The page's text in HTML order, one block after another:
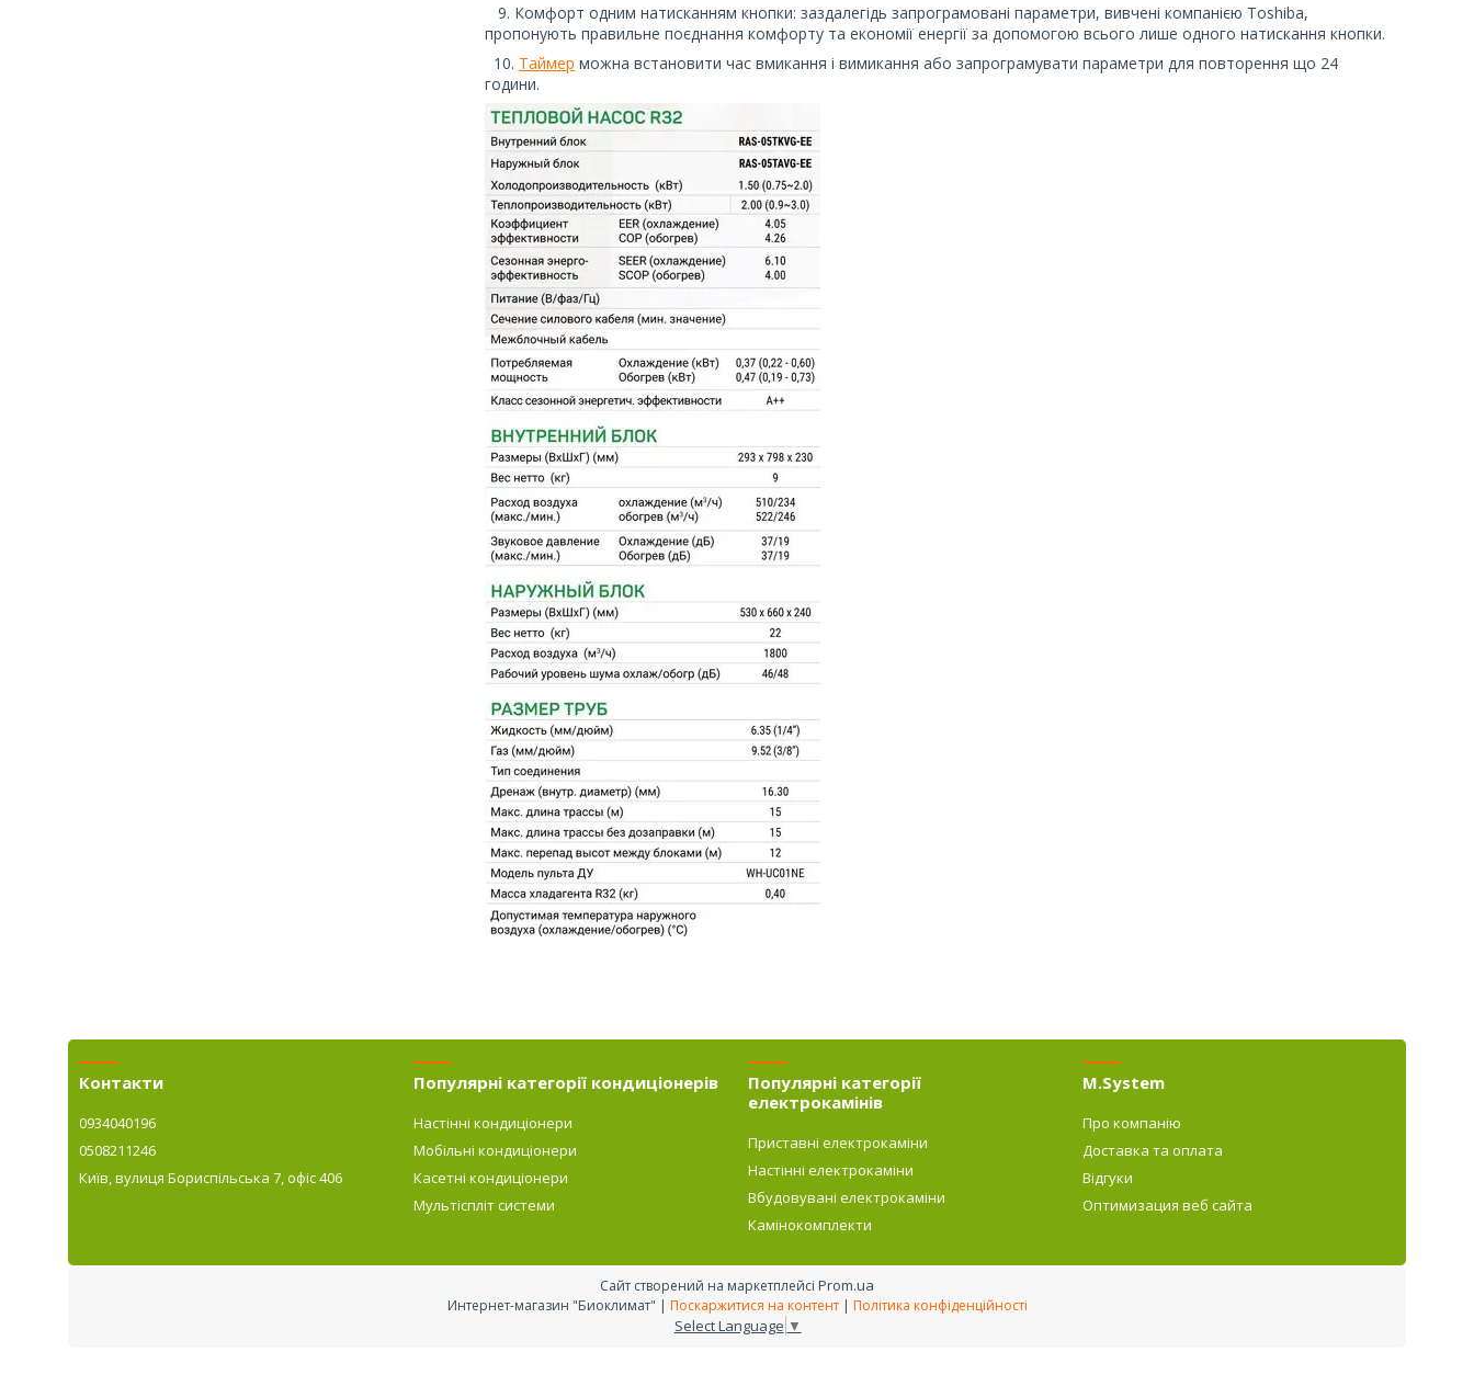
9. Комфорт одним натисканням кнопки: заздалегідь запрограмовані параметри, вивчені компанією Toshiba,
пропонують правильне поєднання комфорту та економії енергії за допомогою всього лише одного натискання кнопки.
10. Таймер можна встановити час вмикання і вимикання або запрограмувати параметри для повторення що 24
години.
Контакти
0934040196
0508211246
Київ, вулиця Бориспільська 7, офіс 406
Популярні категорії кондиціонерів
Настінні кондиціонери
Мобільні кондиціонери
Касетні кондиціонери
Мультіспліт системи
Популярні категорії
електрокамінів
Приставні електрокаміни
Настінні електрокаміни
Вбудовувані електрокаміни
Камінокомплекти
M.System
Про компанію
Доставка та оплата
Відгуки
Оптимизация веб сайта
Сайт створений на маркетплейсі Prom.ua
Интернет-магазин "Биоклимат" | Поскаржитися на контент | Політика конфіденційності
Select Language ▼